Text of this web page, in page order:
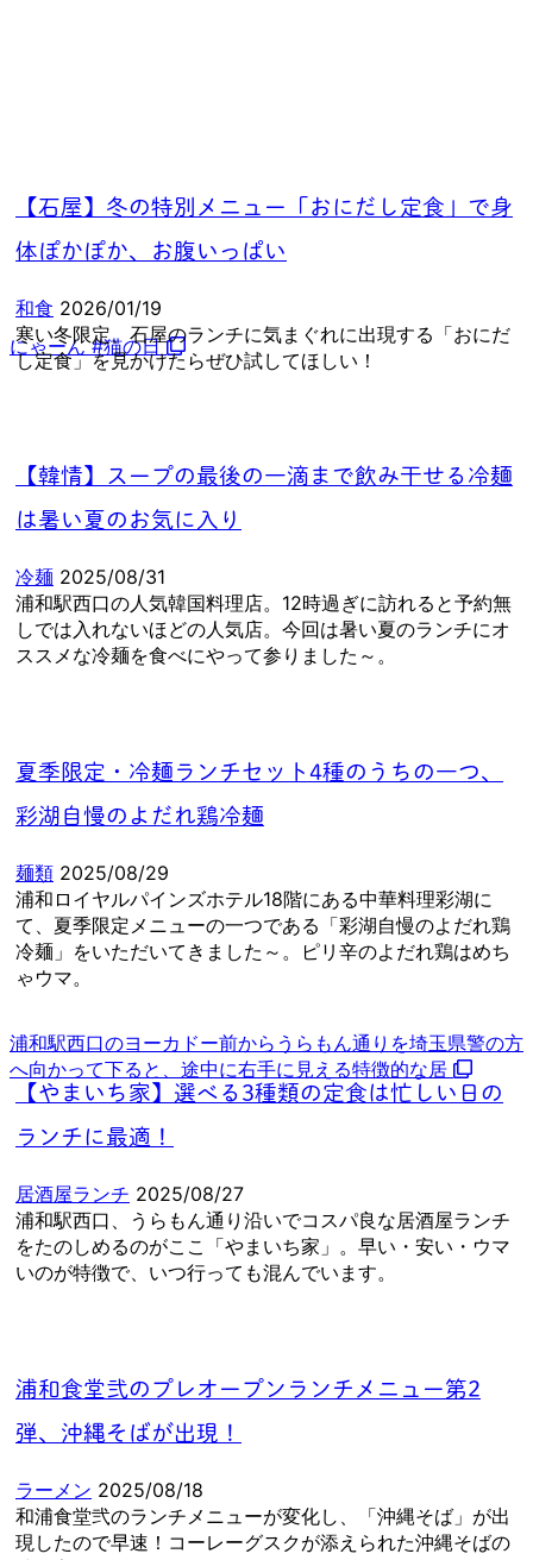
にゃーん #猫の日
浦和駅西口のヨーカドー前からうらもん通りを埼玉県警の方
へ向かって下ると、途中に右手に見える特徴的な居
【石屋】冬の特別メニュー「おにだし定食」で身
体ぽかぽか、お腹いっぱい
和食 2026/01/19
寒い冬限定、石屋のランチに気まぐれに出現する「おにだ
し定食」を見かけたらぜひ試してほしい！
【韓情】スープの最後の一滴まで飲み干せる冷麺
は暑い夏のお気に入り
冷麺 2025/08/31
浦和駅西口の人気韓国料理店。12時過ぎに訪れると予約無
しでは入れないほどの人気店。今回は暑い夏のランチにオ
ススメな冷麺を食べにやって参りました～。
夏季限定・冷麺ランチセット4種のうちの一つ、
彩湖自慢のよだれ鶏冷麺
麺類 2025/08/29
浦和ロイヤルパインズホテル18階にある中華料理彩湖に
て、夏季限定メニューの一つである「彩湖自慢のよだれ鶏
冷麺」をいただいてきました～。ピリ辛のよだれ鶏はめち
ゃウマ。
【やまいち家】選べる3種類の定食は忙しい日の
ランチに最適！
居酒屋ランチ 2025/08/27
浦和駅西口、うらもん通り沿いでコスパ良な居酒屋ランチ
をたのしめるのがここ「やまいち家」。早い・安い・ウマ
いのが特徴で、いつ行っても混んでいます。
浦和食堂弐のプレオープンランチメニュー第2
弾、沖縄そばが出現！
ラーメン 2025/08/18
和浦食堂弐のランチメニューが変化し、「沖縄そば」が出
現したので早速！コーレーグスクが添えられた沖縄そばの